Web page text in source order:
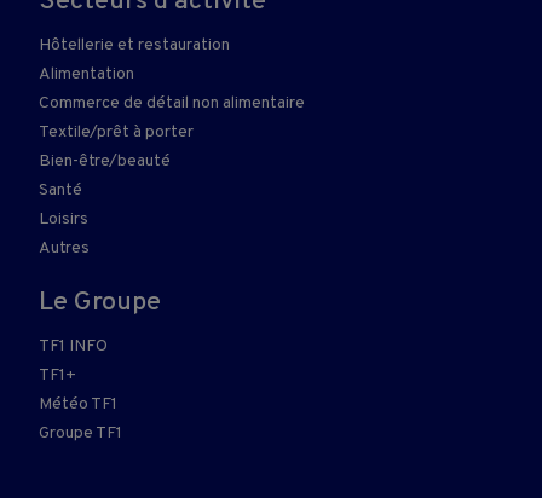
Hôtellerie et restauration
Alimentation
Commerce de détail non alimentaire
Textile/prêt à porter
Bien-être/beauté
Santé
Loisirs
Autres
Le Groupe
TF1 INFO
TF1+
Météo TF1
Groupe TF1